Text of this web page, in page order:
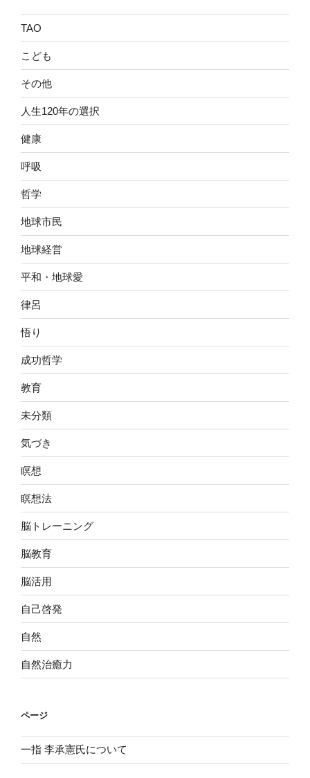
TAO
こども
その他
人生120年の選択
健康
呼吸
哲学
地球市民
地球経営
平和・地球愛
律呂
悟り
成功哲学
教育
未分類
気づき
瞑想
瞑想法
脳トレーニング
脳教育
脳活用
自己啓発
自然
自然治癒力
ページ
一指 李承憲氏について